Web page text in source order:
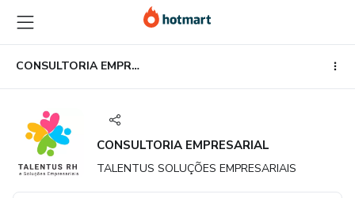
para
o
conteúdo
principal
para
o
pagamento
para
o
rodapé
CONSULTORIA EMPRESARIAL
CONSULTORIA EMPRESARIAL
TALENTUS SOLUÇÕES EMPRESARIAIS